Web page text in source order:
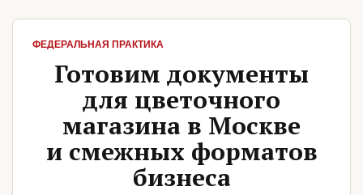
ФЕДЕРАЛЬНАЯ ПРАКТИКА
Готовим документы
для цветочного
магазина в Москве
и смежных форматов
бизнеса